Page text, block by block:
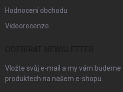
Hodnocení obchodu
Videorecenze
Vložte svůj e-mail a my vám
produktech na našem e-shopu.